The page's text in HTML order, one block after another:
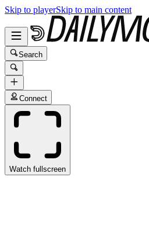
Skip to playerSkip to main content
Search
Connect
Watch fullscreen